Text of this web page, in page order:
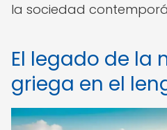
la sociedad
El legado de la
griega en el